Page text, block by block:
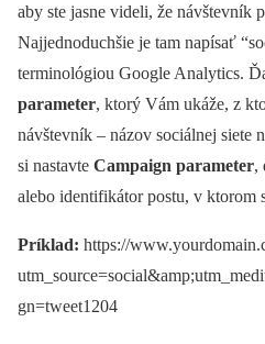
aby ste jasne videli, že návštevník
Najjednoduchšie je tam napísať
terminológiou Google Analytics.
parameter, ktorý Vám ukáže, z
návštevník – názov sociálnej siete
si nastavte Campaign parameter,
alebo identifikátor postu, v ktorom
Príklad: https://
gn=tweet1204